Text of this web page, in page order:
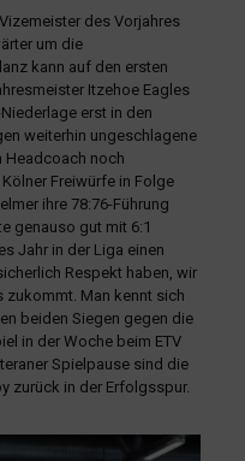
des Vorjahres
um die
kann auf den ersten
Itzehoe Eagles
erst in den
weiterhin ungeschlagene
Headcoach noch
Freiwürfe in Folge
ihre 78:76-Führung
genauso gut mit 6:1
Jahr in der Liga einen
Respekt haben, wir
zukommt. Man kennt sich
beiden Siegen gegen die
in der Woche beim ETV
Spielpause sind die
zurück in der Erfolgsspur.